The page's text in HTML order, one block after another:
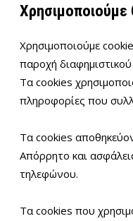
Χρησιμοποιούμε
Χρησιμοποιούμε
παροχή
Τα cookies
πληροφορίες που
Τα cookies
Απόρρητο και
τηλεφώνου.
Τα cookies που